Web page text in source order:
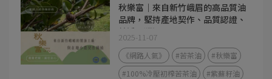
秋樂富｜來自新竹峨眉的高品質油
品牌，堅持產地契作、品質認證、
純淨可溯源
2025-11-07
《網路人氣》 #苦茶油
#秋樂富
#100%冷壓初榨苦茶油
#紫蘇籽油